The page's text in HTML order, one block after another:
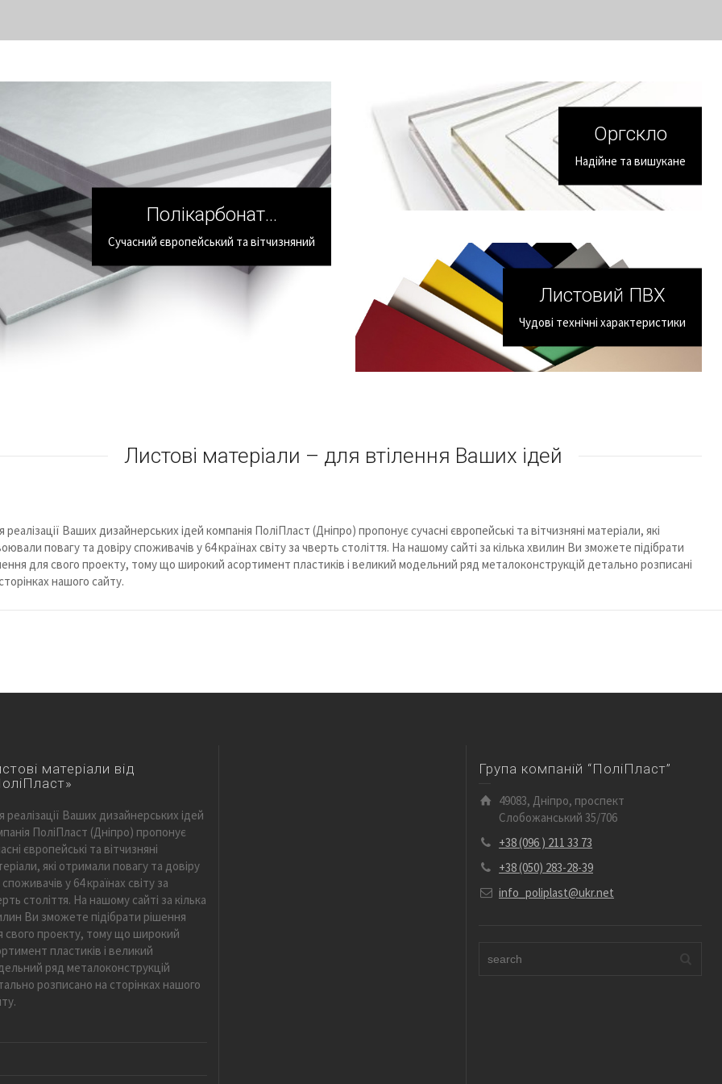
Полікарбонат...
Сучасний європейський та вітчизняний
Оргскло
Надійне та вишукане
Листовий ПВХ
Чудові технічні характеристики
Листові матеріали – для втілення Ваших ідей
реалізації Ваших дизайнерських ідей компанія ПоліПласт (Дніпро) пропонує сучасні європейські та вітчизняні матеріали, які
повагу та довіру споживачів у 64 країнах світу за чверть століття. На нашому сайті за кілька хвилин Ви зможете підібрати
для свого проекту, тому що широкий асортимент пластиків і великий модельний ряд металоконструкцій детально розписані
нашого сайту.
матеріали від
реалізації Ваших дизайнерських ідей
ПоліПласт (Дніпро) пропонує
європейські та вітчизняні
які отримали повагу та довіру
споживачів у 64 країнах світу за
століття. На нашому сайті за кілька
Ви зможете підібрати рішення
свого проекту, тому що широкий
пластиків і великий
ряд металоконструкцій
розписано на сторінках нашого
Група компаній “ПоліПласт”
49083, Дніпро, проспект
Слобожанський 35/706
+38 (096 ) 211 33 73
+38 (050) 283-28-39
info_poliplast@ukr.net